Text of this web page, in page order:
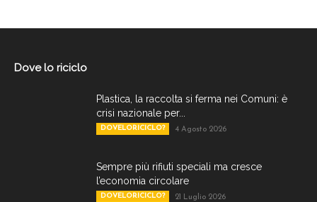
Dove lo riciclo
Plastica, la raccolta si ferma nei Comuni: è
crisi nazionale per...
DOVELORICICLO? 4 Agosto 2026
Sempre più rifiuti speciali ma cresce
l’economia circolare
DOVELORICICLO? 21 Luglio 2026